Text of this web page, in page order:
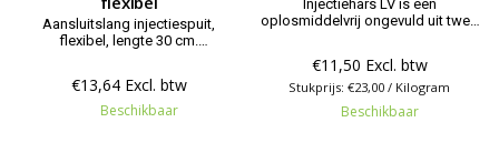
Aansluitslang injectiespuit,
flexibel, lengte 30 cm.
€13,64 Excl. btw
Beschikbaar
Injectiehars LV is een
oplosmiddelvrij ongevuld uit twee
gemodificeerde epoxyharsen.
€11,50 Excl. btw
Stukprijs: €23,00 / Kilogram
Beschikbaar